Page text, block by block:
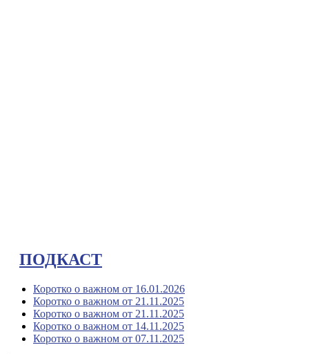
ПОДКАСТ
Коротко о важном от 16.01.2026
Коротко о важном от 21.11.2025
Коротко о важном от 21.11.2025
Коротко о важном от 14.11.2025
Коротко о важном от 07.11.2025